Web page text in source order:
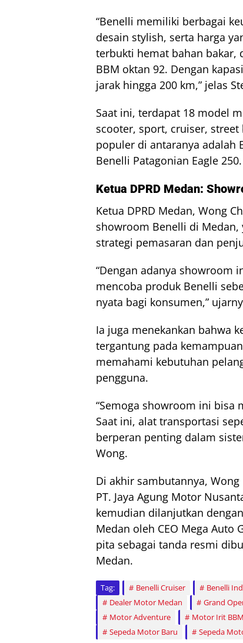
“Benelli memiliki berbagai
desain stylish, serta harga
terbukti hemat bahan bakar,
BBM oktan 92. Dengan
jarak hingga 200 km,” jelas
Saat ini, terdapat 18 model
scooter, sport, cruiser,
populer di antaranya adalah
Benelli Patagonian Eagle 250.
Ketua DPRD Medan:
Ketua DPRD Medan, Wong
showroom Benelli di
strategi pemasaran dan
“Dengan adanya showroom
mencoba produk Benelli
nyata bagi konsumen,”
Ia juga menekankan bahwa
tergantung pada
memahami kebutuhan
pengguna.
“Semoga showroom ini bisa
Saat ini, alat transportasi
berperan penting dalam
Wong.
Di akhir sambutannya,
PT. Jaya Agung Motor
kemudian dilanjutkan
Medan oleh CEO Mega Auto
pita sebagai tanda resmi
Medan.
Tag: Benelli Cruiser Benelli
Dealer Motor Medan
Grand
Motor Adventure
Motor Irit BBM
Sepeda Motor Baru
Sepeda